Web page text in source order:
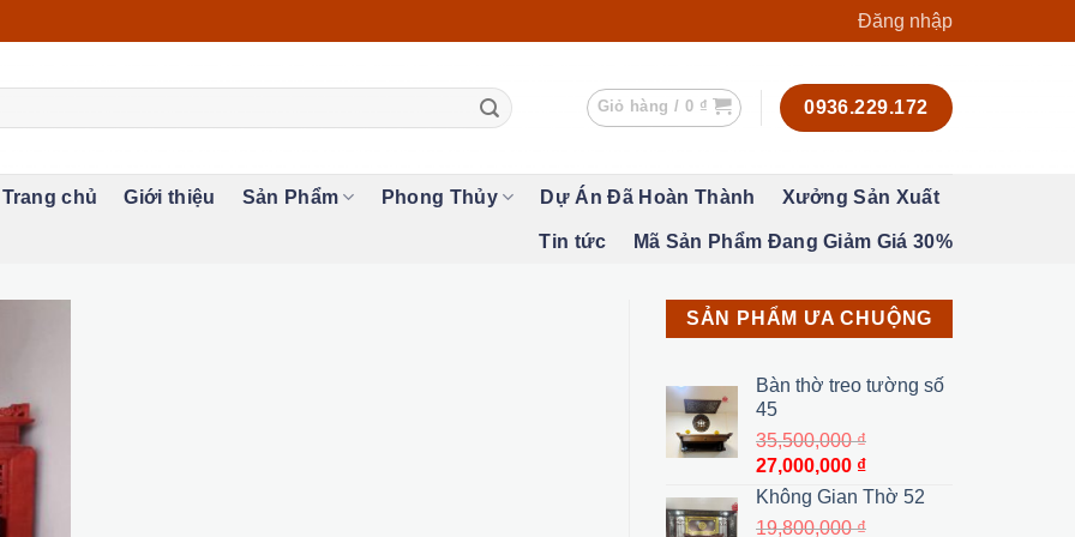
Đăng nhập
Giỏ hàng / 0 ₫ 0936.229.172
Trang chủ Giới thiệu Sản Phẩm Phong Thủy Dự Án Đã Hoàn Thành Xưởng Sản Xuất
Tin tức Mã Sản Phẩm Đang Giảm Giá 30%
SẢN PHẨM ƯA CHUỘNG
Bàn thờ treo tường số
45
35,500,000₫
Giá
gốc
27,000,000 ₫Giá
hiện
Không Gian Thờ 52
19,800,000₫